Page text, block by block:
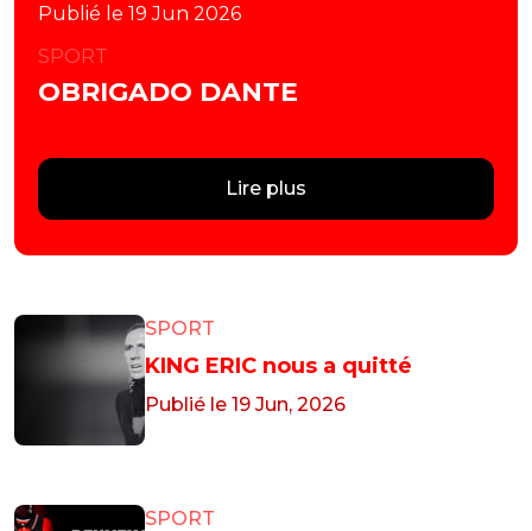
Publié le 19 Jun 2026
SPORT
OBRIGADO DANTE
Lire plus
SPORT
KING ERIC nous a quitté
Publié le 19 Jun, 2026
SPORT